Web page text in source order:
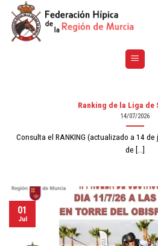
content
Ranking de la Liga de
14/07/2026
Consulta el RANKING (actualizado a 14
de [...]
01
Jul